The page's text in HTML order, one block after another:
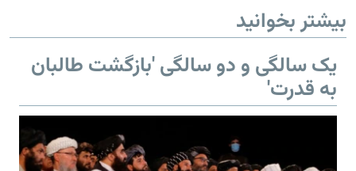
بیشتر بخوانید
یک سالگی و دو سالگی 'بازگشت طالبان
به قدرت'